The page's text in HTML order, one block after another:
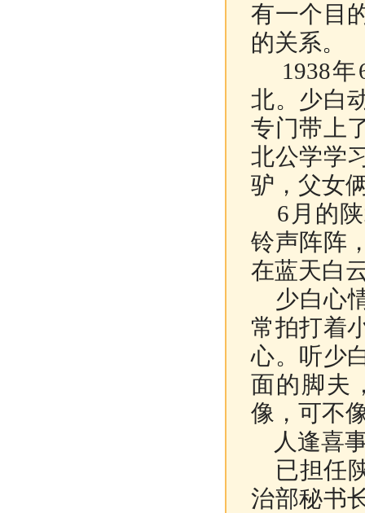
有一个目
的关系。
1938年
北。少白
专门带上
北公学学
驴，父女
6月的陕
铃声阵阵
在蓝天白
少白心
常拍打着
心。听少
面的脚夫
像，可不
人逢喜
已担任
治部秘书